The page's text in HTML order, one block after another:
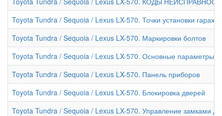
Toyota Tundra / Sequoia / Lexus LX-570. Точки установки
Toyota Tundra / Sequoia / Lexus LX-570. Маркировки болтов
Toyota Tundra / Sequoia / Lexus LX-570. Основные параметры
Toyota Tundra / Sequoia / Lexus LX-570. Панель приборов
Toyota Tundra / Sequoia / Lexus LX-570. Блокировка дверей
Toyota Tundra / Sequoia / Lexus LX-570. Управление замками